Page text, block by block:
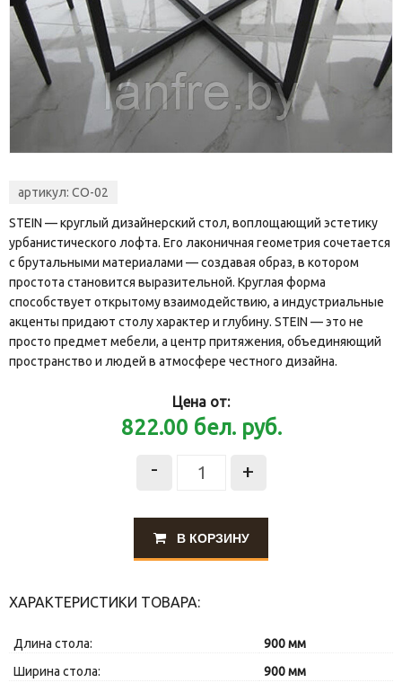
артикул: СО-02
STEIN — круглый дизайнерский стол, воплощающий эстетику
урбанистического лофта. Его лаконичная геометрия сочетается
с брутальными материалами — создавая образ, в котором
простота становится выразительной. Круглая форма
способствует открытому взаимодействию, а индустриальные
акценты придают столу характер и глубину. STEIN — это не
просто предмет мебели, а центр притяжения, объединяющий
пространство и людей в атмосфере честного дизайна.
Цена от:
822.00 бел. руб.
- +
В КОРЗИНУ
ХАРАКТЕРИСТИКИ ТОВАРА:
Длина стола:
900 мм
Ширина стола:
900 мм